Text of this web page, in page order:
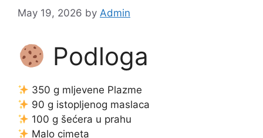
May 19, 2026 by Admin
Podloga
350 g mljevene Plazme
90 g istopljenog maslaca
100 g šećera u prahu
Malo cimeta